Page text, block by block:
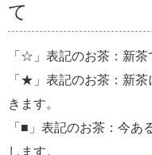
て
「☆」表記のお茶：新茶
「★」表記のお茶：新
きます。
「■」表記のお茶：今あ
します。